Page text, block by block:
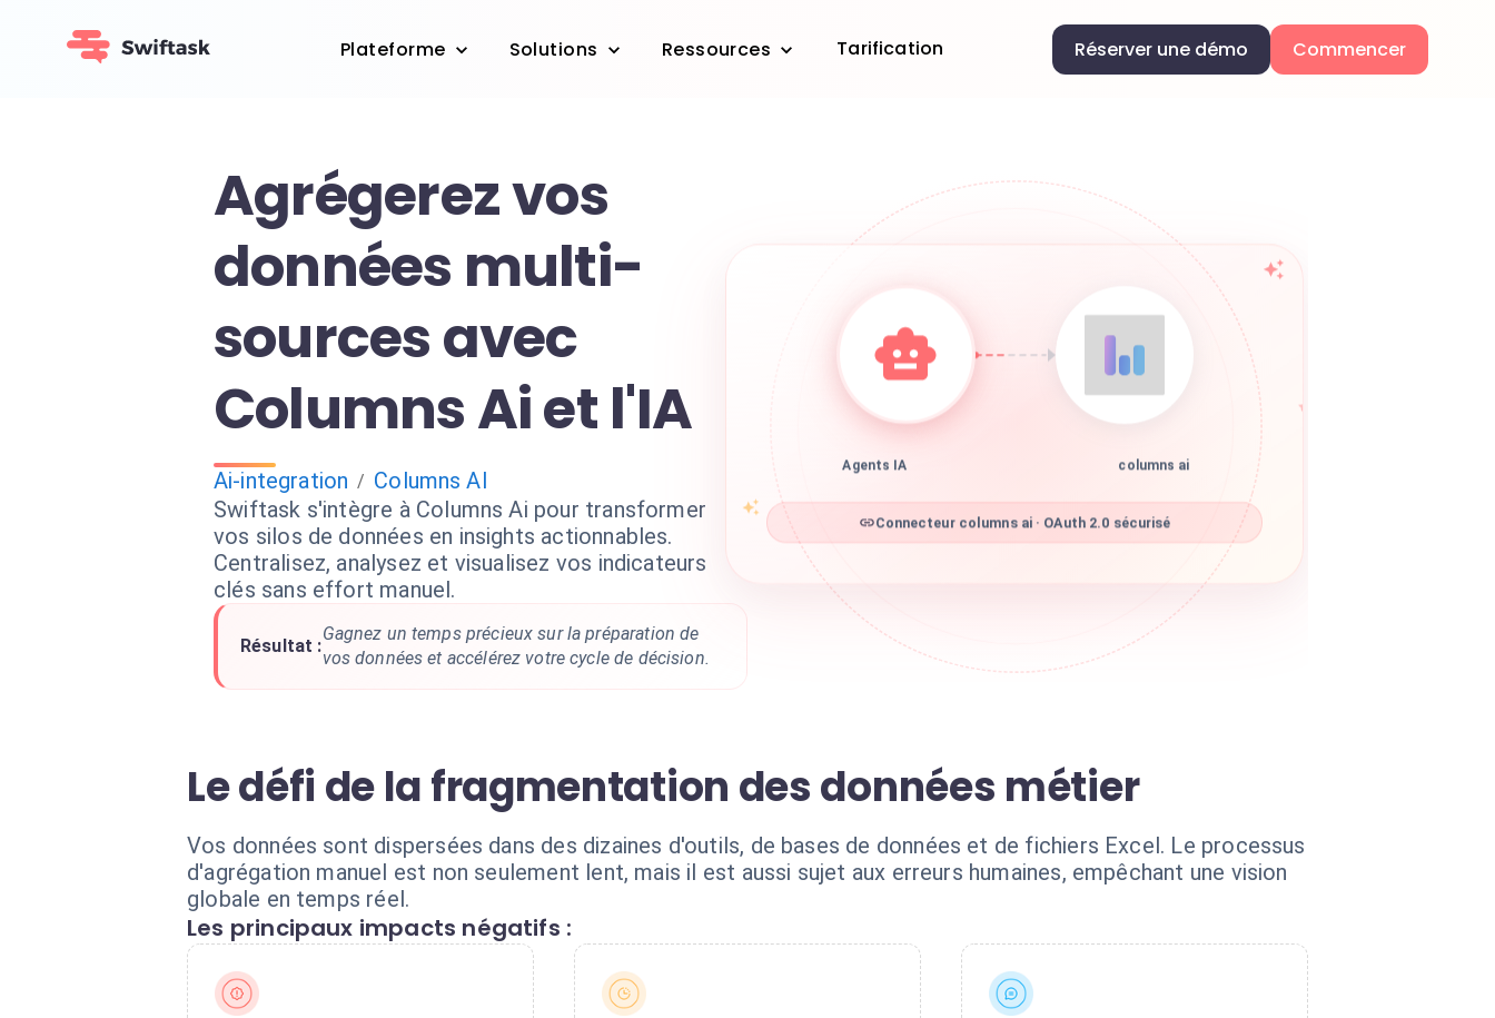
Plateforme Solutions Ressources Tarification Réserver une démo Commencer
Agrégerez vos
données multi-
sources avec
Columns Ai et l'IA
Ai-integration / Columns AI
Swiftask s'intègre à Columns Ai pour transformer
vos silos de données en insights actionnables.
Centralisez, analysez et visualisez vos indicateurs
clés sans effort manuel.
Résultat :
Gagnez un temps précieux sur la préparation de
vos données et accélérez votre cycle de décision.
Agents IA columns ai
Connecteur columns ai · OAuth 2.0 sécurisé
Le défi de la fragmentation des données métier
Vos données sont dispersées dans des dizaines d'outils, de bases de données et de fichiers Excel. Le processus
d'agrégation manuel est non seulement lent, mais il est aussi sujet aux erreurs humaines, empêchant une vision
globale en temps réel.
Les principaux impacts négatifs :